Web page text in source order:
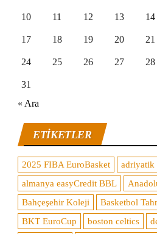
10 11 12 13 14
17 18 19 20 21
24 25 26 27 28
31
« Ara
ETIKETLER
2025 FIBA EuroBasket
adriyatik
almanya easyCredit BBL
Bahçeşehir Koleji
Basketbol
BKT EuroCup
boston celtics